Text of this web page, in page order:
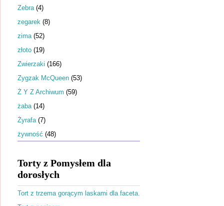
Zebra (4)
zegarek (8)
zima (52)
złoto (19)
Zwierzaki (166)
Zygzak McQueen (53)
Ż Y Z Archiwum (59)
żaba (14)
Żyrafa (7)
żywność (48)
Torty z Pomysłem dla
dorosłych
Tort z trzema gorącym laskami dla faceta.